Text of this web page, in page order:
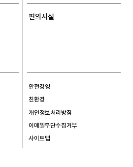
편의시설
안전경영
친환경
개인정보처리방침
이메일무단수집거부
사이트맵